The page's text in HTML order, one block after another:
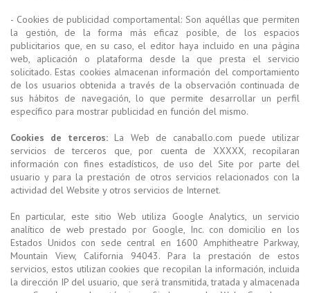
- Cookies de publicidad comportamental: Son aquéllas que permiten
la gestión, de la forma más eficaz posible, de los espacios
publicitarios que, en su caso, el editor haya incluido en una página
web, aplicación o plataforma desde la que presta el servicio
solicitado. Estas cookies almacenan información del comportamiento
de los usuarios obtenida a través de la observación continuada de
sus hábitos de navegación, lo que permite desarrollar un perfil
específico para mostrar publicidad en función del mismo.
Cookies de terceros: La Web de canaballo.com puede utilizar
servicios de terceros que, por cuenta de XXXXX, recopilaran
información con fines estadísticos, de uso del Site por parte del
usuario y para la prestación de otros servicios relacionados con la
actividad del Website y otros servicios de Internet.
En particular, este sitio Web utiliza Google Analytics, un servicio
analítico de web prestado por Google, Inc. con domicilio en los
Estados Unidos con sede central en 1600 Amphitheatre Parkway,
Mountain View, California 94043. Para la prestación de estos
servicios, estos utilizan cookies que recopilan la información, incluida
la dirección IP del usuario, que será transmitida, tratada y almacenada